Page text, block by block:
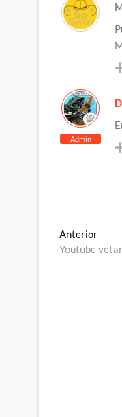
Admin
de
Anterior
Youtube